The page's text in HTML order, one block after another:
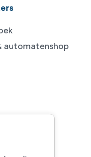
automatenshop